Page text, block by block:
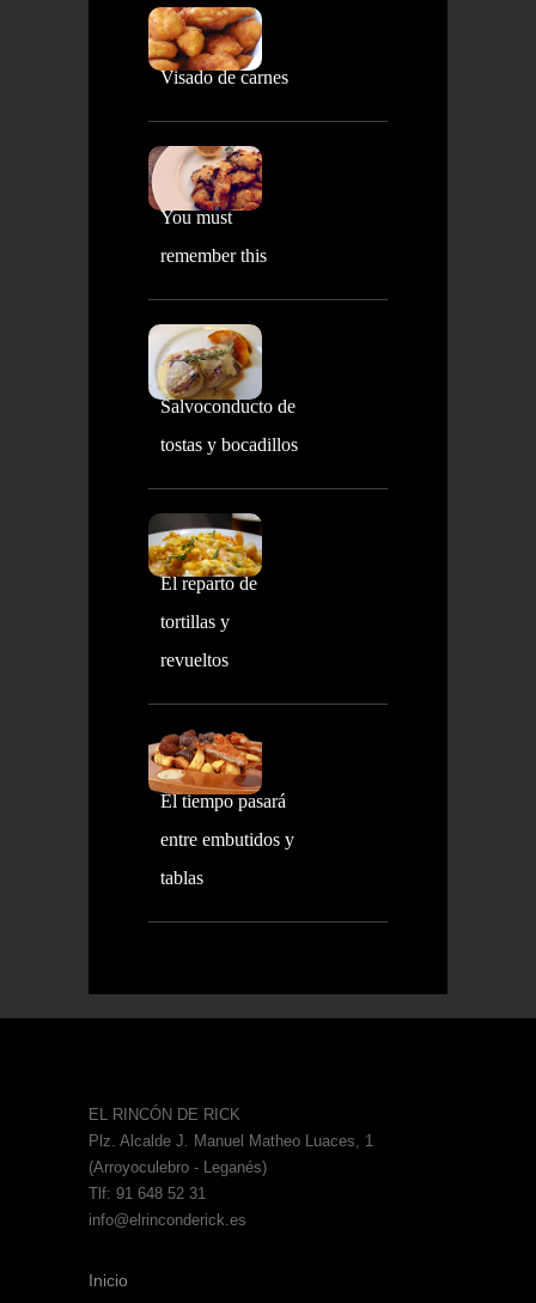
Visado de carnes
You must
remember this
Salvoconducto de
tostas y bocadillos
El reparto de
tortillas y
revueltos
El tiempo pasará
entre embutidos y
tablas
EL RINCÓN DE RICK
Plz. Alcalde J. Manuel Matheo Luaces, 1
(Arroyoculebro - Leganés)
Tlf: 91 648 52 31
info@elrinconderick.es
Inicio